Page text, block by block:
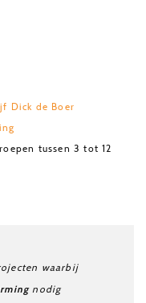
Dick de Boer
tussen 3 tot 12
waarbij
nodig